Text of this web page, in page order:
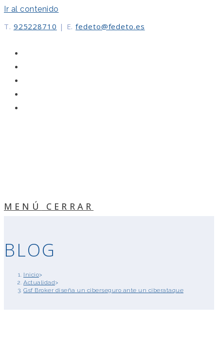
Ir al contenido
T. 925228710 | E. fedeto@fedeto.es
MENÚ CERRAR
BLOG
Inicio>
Actualidad>
Gsf Broker diseña un ciberseguro ante un ciberataque